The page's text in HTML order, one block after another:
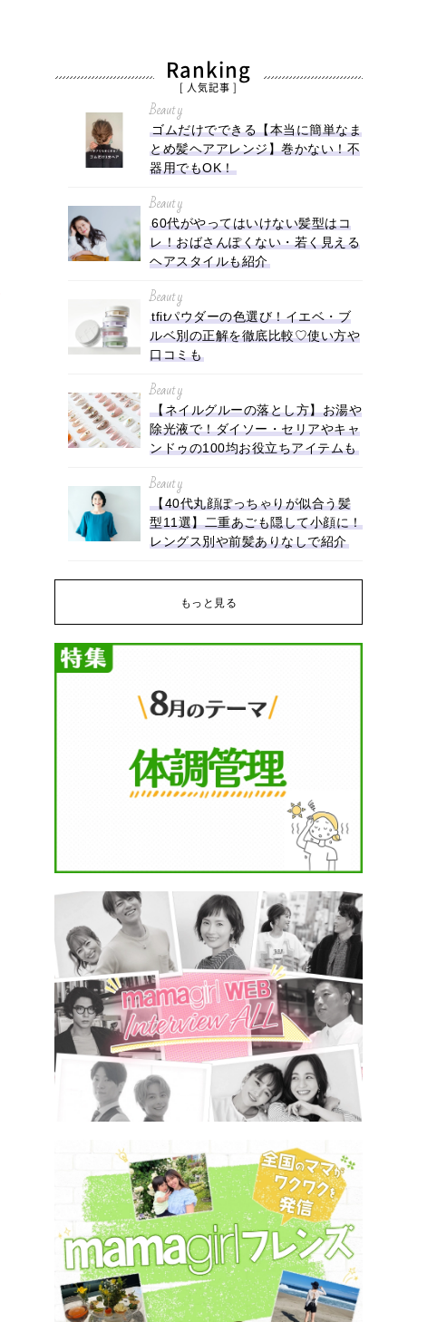
Ranking
[ 人気記事 ]
Beauty
ゴムだけでできる【本当に簡単なま
とめ髪ヘアアレンジ】巻かない！不
器用でもOK！
Beauty
60代がやってはいけない髪型はコ
レ！おばさんぽくない・若く見える
ヘアスタイルも紹介
Beauty
tfitパウダーの色選び！イエベ・ブ
ルベ別の正解を徹底比較♡使い方や
口コミも
Beauty
【ネイルグルーの落とし方】お湯や
除光液で！ダイソー・セリアやキャ
ンドゥの100均お役立ちアイテムも
Beauty
【40代丸顔ぽっちゃりが似合う髪
型11選】二重あごも隠して小顔に！
レングス別や前髪ありなしで紹介
もっと見る